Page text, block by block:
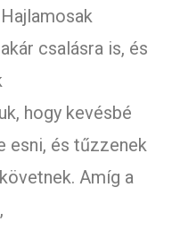
csalásra is, és
hogy kevésbé
esni, és tűzzenek
Amíg a